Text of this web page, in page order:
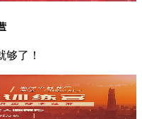
了！